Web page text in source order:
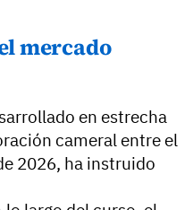
mercado
en estrecha
cameral entre el
2026, ha instruido